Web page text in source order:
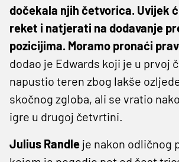
dočekala njih četvorica. Uvijek
reket i natjerati na dodavanje
pozicijima. Moramo pronaći
dodao je Edwards koji je u prvoj
napustio teren zbog lakše
skočnog zgloba, ali se vratio
igre u drugoj četvrtini.
Julius Randle je nakon odličnog